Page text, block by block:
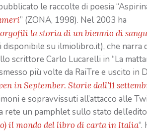
le raccolte di poesia
” (ZONA, 1998). Nel 2003 ha
la storia di un biennio di
disponibile su ilmiolibro.it), che narra
scrittore Carlo Lucarelli in “La
più volte da RaiTre e uscito in
in September. Storie dall’11
e sopravvissuti all’attacco alle
un pamphlet sullo stato
il mondo del libro di carta in Italia“.